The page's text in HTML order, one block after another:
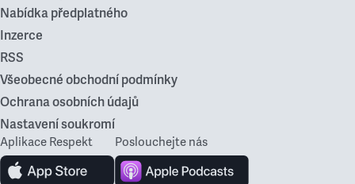
Nabídka předplatného
Inzerce
RSS
Všeobecné obchodní podmínky
Ochrana osobních údajů
Nastavení soukromí
Aplikace Respekt Poslouchejte nás